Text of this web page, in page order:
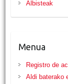
Albisteak
Menua
Registro de
Aldi baterako